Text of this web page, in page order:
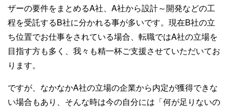
ザーの要件をまとめるA社、A社から設計～開発などの工
程を受託するB社に分かれる事が多いです。現在B社の立
ち位置でお仕事をされている場合、転職ではA社の立場を
目指す方も多く、我々も精一杯ご支援させていただいてお
ります。
ですが、なかなかA社の立場の企業から内定が獲得できな
い場合もあり、そんな時は今の自分には「何が足りないの